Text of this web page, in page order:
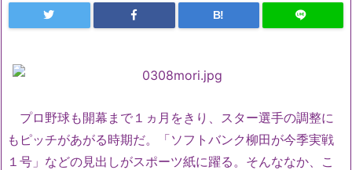
B!
プロ野球も開幕まで１ヵ月をきり、スター選手の調整に
もピッチがあがる時期だ。「ソフトバンク柳田が今季実戦
１号」などの見出しがスポーツ紙に躍る。そんななか、こ